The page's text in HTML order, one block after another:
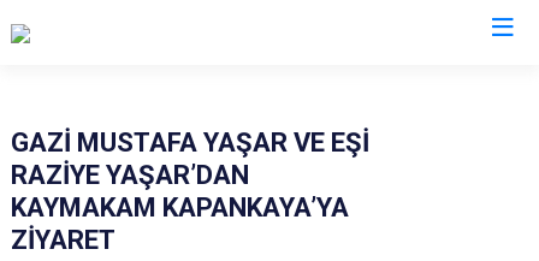
Ahmetli
Akhisar
GAZİ MUSTAFA YAŞAR VE EŞİ
RAZİYE YAŞAR’DAN
KAYMAKAM KAPANKAYA’YA
ZİYARET